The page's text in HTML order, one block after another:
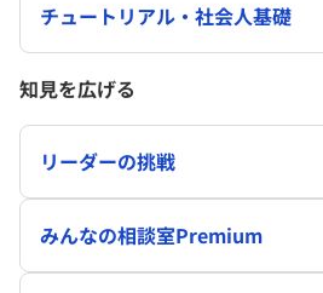
チュートリアル・社会人基礎
知見を広げる
リーダーの挑戦
みんなの相談室Premium